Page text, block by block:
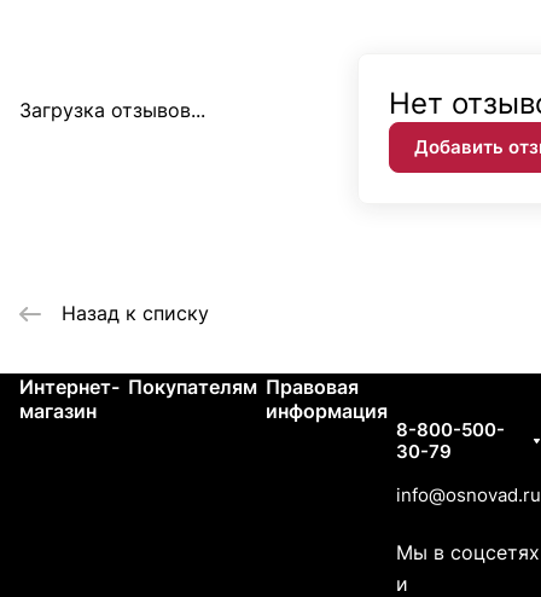
Загрузка отзывов... Нет
Добавить
Назад к списку
Интернет-
магазин
Покупателям Правовая
информация
8-800-500-
30-79
info@osnovad.ru
Мы в соцсетях
и